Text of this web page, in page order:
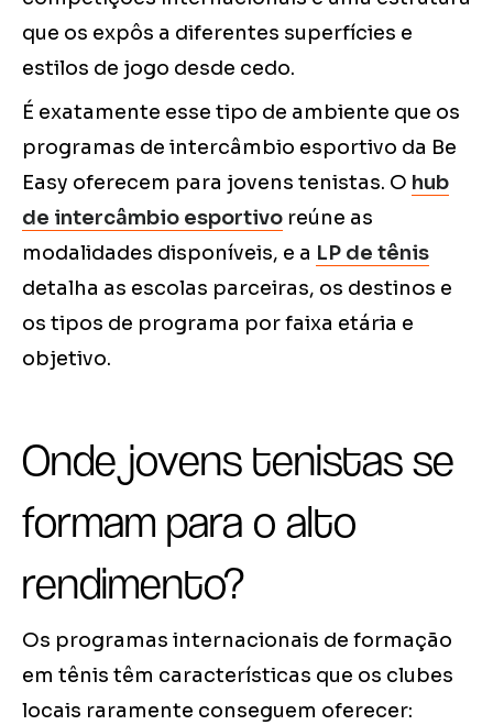
que os expôs a diferentes superfícies e
estilos de jogo desde cedo.
É exatamente esse tipo de ambiente que os
programas de intercâmbio esportivo da Be
Easy oferecem para jovens tenistas. O hub
de intercâmbio esportivo reúne as
modalidades disponíveis, e a LP de tênis
detalha as escolas parceiras, os destinos e
os tipos de programa por faixa etária e
objetivo.
Onde jovens tenistas se
formam para o alto
rendimento?
Os programas internacionais de formação
em tênis têm características que os clubes
locais raramente conseguem oferecer: